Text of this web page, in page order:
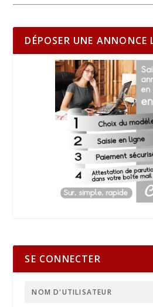
DÉPOSER UNE ANNONCE
SE CONNECTER